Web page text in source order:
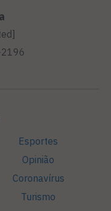
Esportes
Opinião
Coronavírus
Turismo